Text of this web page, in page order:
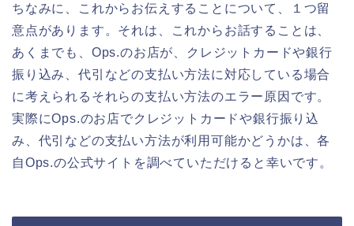
ちなみに、これからお伝えすることについて、１つ留
意点があります。それは、これからお話することは、
あくまでも、Ops.のお店が、クレジットカードや銀行
振り込み、代引などの支払い方法に対応している場合
に考えられるそれらの支払い方法のエラー原因です。
実際にOps.のお店でクレジットカードや銀行振り込
み、代引などの支払い方法が利用可能かどうかは、各
自Ops.の公式サイトを調べていただけると幸いです。